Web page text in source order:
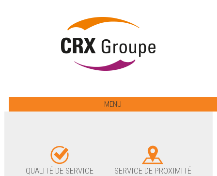
MENU
QUALITÉ DE SERVICE SERVICE DE PROXIMITÉ